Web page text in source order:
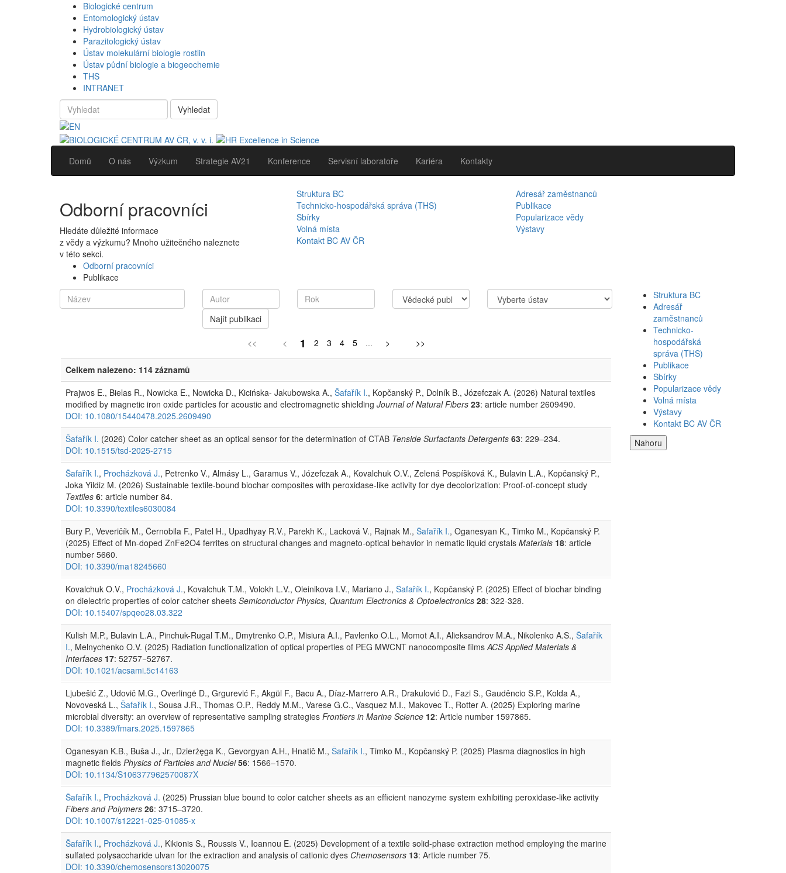
Biologické centrum
Entomologický ústav
Hydrobiologický ústav
Parazitologický ústav
Ústav molekulární biologie rostlin
Ústav půdní biologie a biogeochemie
THS
INTRANET
Vyhledat
Domů O nás Výzkum Strategie AV21 Konference Servisní laboratoře Kariéra Kontakty
Odborní pracovníci
Hledáte důležité informace
z vědy a výzkumu? Mnoho užitečného naleznete
v této sekci.
Struktura BC
Adresář zaměstnanců
Technicko-hospodářská správa (THS)
Publikace
Sbírky
Popularizace vědy
Volná místa
Výstavy
Kontakt BC AV ČR
Odborní pracovníci
Publikace
Najít publikaci
<< < 1 2 3 4 5 ... > >>
Celkem nalezeno: 114 záznamů
Prajwos E., Bielas R., Nowicka E., Nowicka D., Kicińska- Jakubowska A., Šafařík I., Kopčanský P., Dolník B., Józefczak A. (2026) Natural textiles
modified by magnetic iron oxide particles for acoustic and electromagnetic shielding Journal of Natural Fibers 23: article number 2609490.
DOI: 10.1080/15440478.2025.2609490
Šafařík I. (2026) Color catcher sheet as an optical sensor for the determination of CTAB Tenside Surfactants Detergents 63: 229–234.
DOI: 10.1515/tsd-2025-2715
Šafařík I., Procházková J., Petrenko V., Almásy L., Garamus V., Józefczak A., Kovalchuk O.V., Zelená Pospíšková K., Bulavin L.A., Kopčanský P.,
Joka Yildiz M. (2026) Sustainable textile-bound biochar composites with peroxidase-like activity for dye decolorization: Proof-of-concept study
Textiles 6: article number 84.
DOI: 10.3390/textiles6030084
Bury P., Veveričík M., Černobila F., Patel H., Upadhyay R.V., Parekh K., Lacková V., Rajnak M., Šafařík I., Oganesyan K., Timko M., Kopčanský P.
(2025) Effect of Mn-doped ZnFe2O4 ferrites on structural changes and magneto-optical behavior in nematic liquid crystals Materials 18: article
number 5660.
DOI: 10.3390/ma18245660
Kovalchuk O.V., Procházková J., Kovalchuk T.M., Volokh L.V., Oleinikova I.V., Mariano J., Šafařík I., Kopčanský P. (2025) Effect of biochar binding
on dielectric properties of color catcher sheets Semiconductor Physics, Quantum Electronics & Optoelectronics 28: 322-328.
DOI: 10.15407/spqeo28.03.322
Kulish M.P., Bulavin L.A., Pinchuk-Rugal T.M., Dmytrenko O.P., Misiura A.I., Pavlenko O.L., Momot A.I., Alieksandrov M.A., Nikolenko A.S., Šafařík
I., Melnychenko O.V. (2025) Radiation functionalization of optical properties of PEG MWCNT nanocomposite films ACS Applied Materials &
Interfaces 17: 52757−52767.
DOI: 10.1021/acsami.5c14163
Ljubešić Z., Udovič M.G., Overlingė D., Grgurević F., Akgül F., Bacu A., Díaz-Marrero A.R., Drakulović D., Fazi S., Gaudêncio S.P., Kolda A.,
Novoveská L., Šafařík I., Sousa J.R., Thomas O.P., Reddy M.M., Varese G.C., Vasquez M.I., Makovec T., Rotter A. (2025) Exploring marine
microbial diversity: an overview of representative sampling strategies Frontiers in Marine Science 12: Article number 1597865.
DOI: 10.3389/fmars.2025.1597865
Oganesyan K.B., Buša J., Jr., Dzierżęga K., Gevorgyan A.H., Hnatič M., Šafařík I., Timko M., Kopčanský P. (2025) Plasma diagnostics in high
magnetic fields Physics of Particles and Nuclei 56: 1566–1570.
DOI: 10.1134/S106377962570087X
Šafařík I., Procházková J. (2025) Prussian blue bound to color catcher sheets as an efficient nanozyme system exhibiting peroxidase‑like activity
Fibers and Polymers 26: 3715–3720.
DOI: 10.1007/s12221-025-01085-x
Šafařík I., Procházková J., Kikionis S., Roussis V., Ioannou E. (2025) Development of a textile solid-phase extraction method employing the marine
sulfated polysaccharide ulvan for the extraction and analysis of cationic dyes Chemosensors 13: Article number 75.
DOI: 10.3390/chemosensors13020075
Struktura BC
Adresář
zaměstnanců
Technicko-
hospodářská
správa (THS)
Publikace
Sbírky
Popularizace vědy
Volná místa
Výstavy
Kontakt BC AV ČR
Nahoru